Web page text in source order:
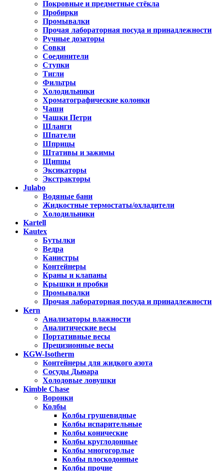
Покровные и предметные стёкла
Пробирки
Промывалки
Прочая лабораторная посуда и принадлежности
Ручные дозаторы
Совки
Соединители
Ступки
Тигли
Фильтры
Холодильники
Хроматографические колонки
Чаши
Чашки Петри
Шланги
Шпатели
Шприцы
Штативы и зажимы
Щипцы
Эксикаторы
Экстракторы
Julabo
Водяные бани
Жидкостные термостаты/охладители
Холодильники
Kartell
Kautex
Бутылки
Ведра
Канистры
Контейнеры
Краны и клапаны
Крышки и пробки
Промывалки
Прочая лабораторная посуда и принадлежности
Kern
Анализаторы влажности
Аналитические весы
Портативные весы
Прецизионные весы
KGW-Isotherm
Контейнеры для жидкого азота
Сосуды Дьюара
Холодовые ловушки
Kimble Chase
Воронки
Колбы
Колбы грушевидные
Колбы испарительные
Колбы конические
Колбы круглодонные
Колбы многогорлые
Колбы плоскодонные
Колбы прочие